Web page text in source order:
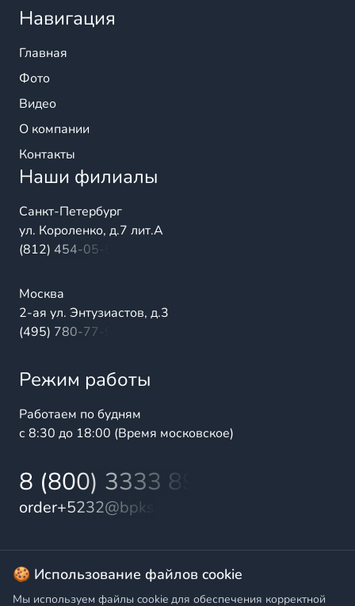
Навигация
Главная
Фото
Видео
О компании
Контакты
Наши филиалы
Санкт-Петербург
ул. Короленко, д.7 лит.А
(812) 454-05-54
Москва
2-ая ул. Энтузиастов, д.3
(495) 780-77-98
Режим работы
Работаем по будням
с 8:30 до 18:00 (Время московское)
8 (800) 3333 899
order+5232@bpks.ru
© 2025 БалтПромКомплект — комплексные поставки
высококачественной продукции промышленного и
🍪 Использование файлов cookie
Мы используем файлы cookie для обеспечения корректной